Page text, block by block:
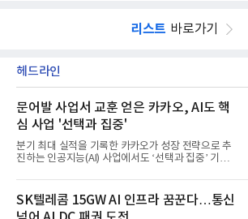
리스트 바로가기
헤드라인
문어발 사업서 교훈 얻은 카카오, AI도 핵
심 사업 '선택과 집중'
분기 최대 실적을 기록한 카카오가 성장 전략으로 추
진하는 인공지능(AI) 사업에서도 ‘선택과 집중’ 기조
라 투자에 나서는 것과 달리, 카카오는 ‘카카오톡’이
라는 플랫폼 경쟁력을 활용한 AI 에이전트 서비스에
집중하는 전략이다. 과거 무리한 사업 확장 과정에서
SK텔레콤 15GW AI 인프라 꿈꾼다…통신